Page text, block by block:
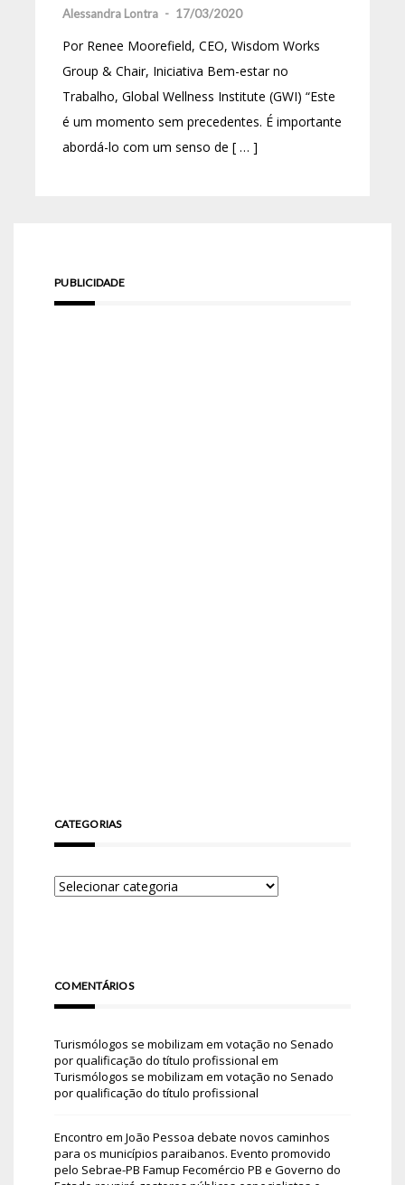
Alessandra Lontra - 17/03/2020
Por Renee Moorefield, CEO, Wisdom Works
Group & Chair, Iniciativa Bem-estar no
Trabalho, Global Wellness Institute (GWI) “Este
é um momento sem precedentes. É importante
abordá-lo com um senso de [ … ]
PUBLICIDADE
CATEGORIAS
COMENTÁRIOS
Turismólogos se mobilizam em votação no Senado
por qualificação do título profissional em
Turismólogos se mobilizam em votação no Senado
por qualificação do título profissional
Encontro em João Pessoa debate novos caminhos
para os municípios paraibanos. Evento promovido
pelo Sebrae-PB Famup Fecomércio PB e Governo do